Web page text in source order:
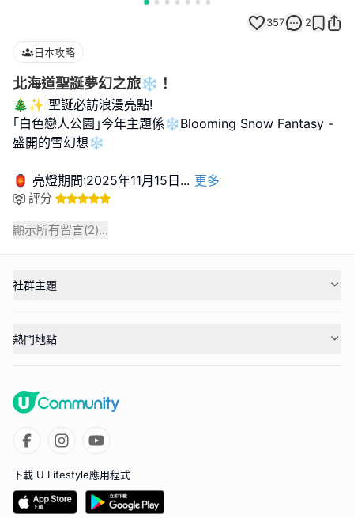
357 2
日本攻略
北海道聖誕夢幻之旅❄️！
🎄✨ 聖誕必訪浪漫亮點!
｢白色戀人公園｣今年主題係❄️Blooming Snow Fantasy -
盛開的雪幻想❄️
🏮 亮燈期間:2025年11月15日 ... 更多
評分
顯示所有留言(2)...
社群主題
熱門地點
下載 U Lifestyle應用程式